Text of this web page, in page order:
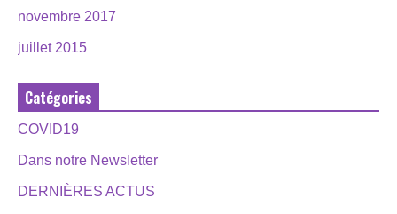
novembre 2017
juillet 2015
Catégories
COVID19
Dans notre Newsletter
DERNIÈRES ACTUS